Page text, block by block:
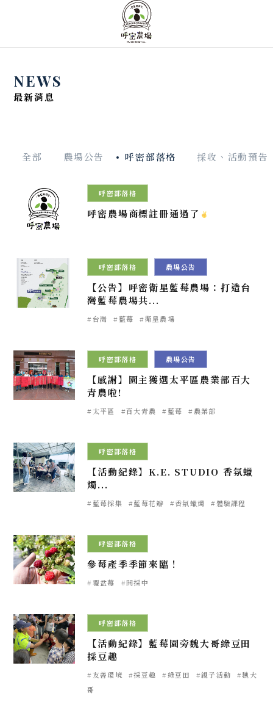
NEWS
最新消息
全部 農場公告 呼密部落格 採收、活動預告
呼密部落格
呼密農場商標註冊通過了
呼密部落格 農場公告
【公告】呼密衛星藍莓農場：打造台
灣藍莓農場共...
#台灣 #藍莓 #衛星農場
呼密部落格 農場公告
【感謝】園主獲選太平區農業部百大
青農啦!
#太平區 #百大青農 #藍莓 #農業部
呼密部落格
【活動紀錄】K.E. STUDIO 香氛蠟
燭...
#藍莓採集 #藍莓花瓣 #香氛蠟燭 #體驗課程
呼密部落格
參莓產季季節來臨！
#覆盆莓 #開採中
呼密部落格
【活動紀錄】藍莓園旁魏大哥綠豆田
採豆趣
#友善環境 #採豆趣 #綠豆田 #親子活動
#魏大
哥